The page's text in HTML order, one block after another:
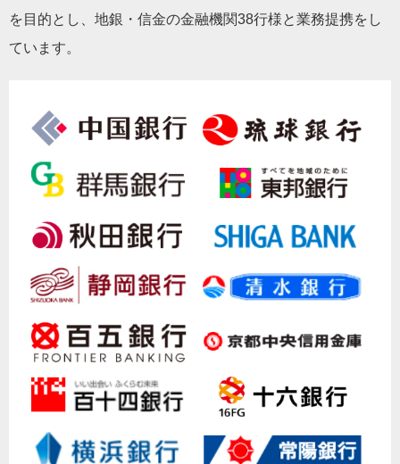
を目的とし、地銀・信金の金融機関38行様と業務提携をし
ています。